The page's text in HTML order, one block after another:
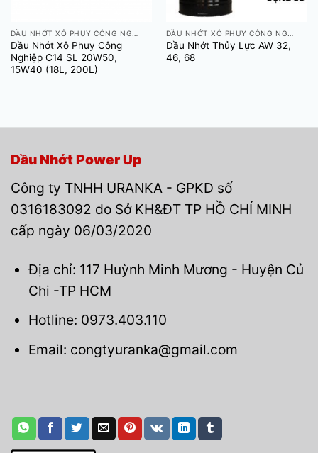
Dầu Nhớt Xô Phuy Công
Nghiệp C14 SL 20W50,
15W40 (18L, 200L)
Dầu Nhớt Thủy Lực AW 32,
46, 68
Dầu Nhớt Power Up
Công ty TNHH URANKA - GPKD số
0316183092 do Sở KH&ĐT TP HỒ CHÍ MINH
cấp ngày 06/03/2020
Địa chỉ: 117 Huỳnh Minh Mương - Huyện Củ
Chi -TP HCM
Hotline: 0973.403.110
Email: congtyuranka@gmail.com